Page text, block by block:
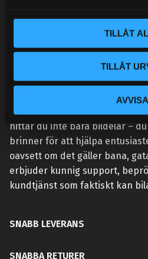
TILLÅT
TILLÅT
AVVISA
Vi lever och andas prestanda.
hittar du inte bara bildelar –
brinner för att hjälpa
oavsett om det gäller bana,
erbjuder kunnig support,
kundtjänst som faktiskt kan
SNABB LEVERANS
SNABBA RETURER